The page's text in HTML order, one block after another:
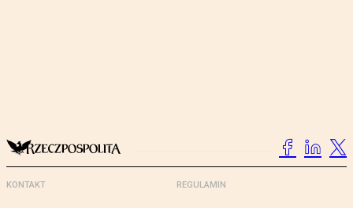
KONTAKT REGULAMIN